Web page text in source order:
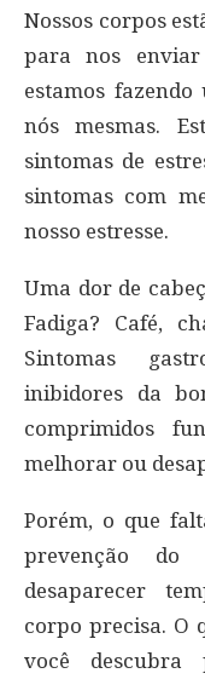
Nossos corpos
para nos
estamos
nós mesmas.
sintomas de
sintomas com
nosso estresse.
Uma dor de
Fadiga? Café,
Sintomas
inibidores da
comprimidos
melhorar ou
Porém, o que
prevenção do
desaparecer
corpo precisa. O
você descubra